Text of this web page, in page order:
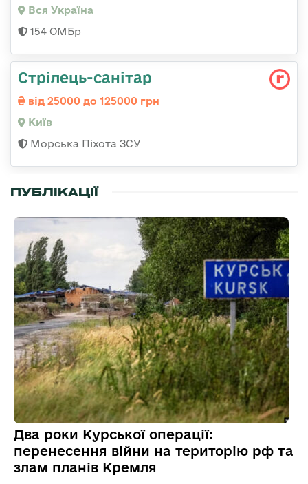
Вся Україна
154 ОМБр
Стрілець-санітар
від 25000 до 125000 грн
Київ
Морська Піхота ЗСУ
ПУБЛІКАЦІЇ
Два роки Курської операції:
перенесення війни на територію рф та
злам планів Кремля